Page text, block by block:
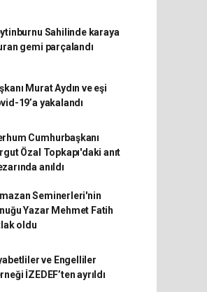
Sahilinde karaya
gemi parçalandı
Murat Aydın ve eşi
19’a yakalandı
Cumhurbaşkanı
Özal Topkapı'daki anıt
anıldı
Seminerleri'nin
Yazar Mehmet Fatih
oldu
ve Engelliler
İZEDEF’ten ayrıldı